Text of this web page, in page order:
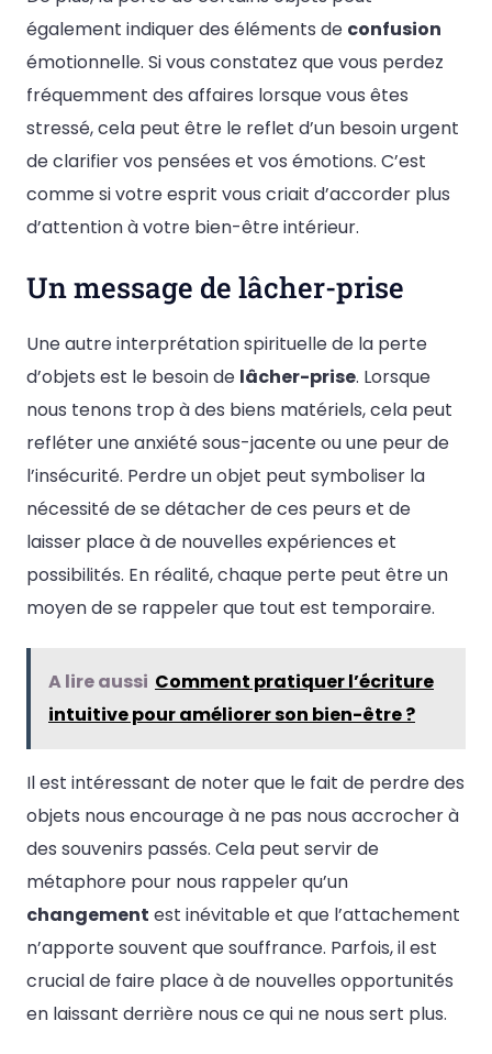
également indiquer des éléments de confusion
émotionnelle. Si vous constatez que vous perdez
fréquemment des affaires lorsque vous êtes
stressé, cela peut être le reflet d’un besoin urgent
de clarifier vos pensées et vos émotions. C’est
comme si votre esprit vous criait d’accorder plus
d’attention à votre bien-être intérieur.
Un message de lâcher-prise
Une autre interprétation spirituelle de la perte
d’objets est le besoin de lâcher-prise. Lorsque
nous tenons trop à des biens matériels, cela peut
refléter une anxiété sous-jacente ou une peur de
l’insécurité. Perdre un objet peut symboliser la
nécessité de se détacher de ces peurs et de
laisser place à de nouvelles expériences et
possibilités. En réalité, chaque perte peut être un
moyen de se rappeler que tout est temporaire.
A lire aussi Comment pratiquer l’écriture
intuitive pour améliorer son bien-être ?
Il est intéressant de noter que le fait de perdre des
objets nous encourage à ne pas nous accrocher à
des souvenirs passés. Cela peut servir de
métaphore pour nous rappeler qu’un
changement est inévitable et que l’attachement
n’apporte souvent que souffrance. Parfois, il est
crucial de faire place à de nouvelles opportunités
en laissant derrière nous ce qui ne nous sert plus.